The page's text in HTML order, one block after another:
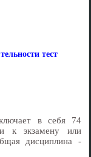
тест
в себя 74
к экзамену или
дисциплина -